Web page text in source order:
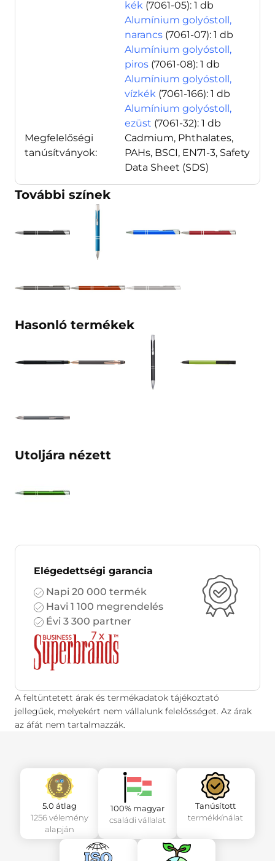
kék (7061-05): 1 db
Alumínium golyóstoll,
narancs (7061-07): 1 db
Alumínium golyóstoll,
piros (7061-08): 1 db
Alumínium golyóstoll,
vízkék (7061-166): 1 db
Alumínium golyóstoll,
ezüst (7061-32): 1 db
Megfelelőségi
tanúsítványok:
Cadmium, Phthalates,
PAHs, BSCI, EN71-3, Safety
Data Sheet (SDS)
További színek
Hasonló termékek
Utoljára nézett
Elégedettségi garancia
Napi 20 000 termék
Havi 1 100 megrendelés
Évi 3 300 partner
A feltüntetett árak és termékadatok tájékoztató
jellegűek, melyekért nem vállalunk felelősséget. Az árak
az áfát nem tartalmazzák.
5.0 átlag
1256 vélemény
alapján
100% magyar
családi vállalat
Tanúsított
termékkínálat